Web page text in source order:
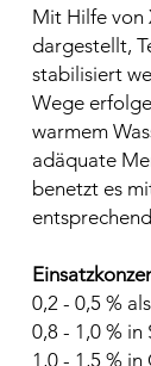
Mit Hilfe von
dargestellt,
stabilisiert
Wege
warmem
adäquate
benetzt es
0,2 - 0,5 %
0,8 - 1,0 %
1,0 - 1,5 % in